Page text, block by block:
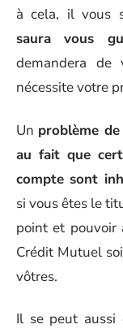
à cela, il vous
saura vous
demandera
nécessite votre
Un problème
au fait que
compte sont
si vous êtes le
point et pouvoir
Crédit Mutuel
vôtres.
Il se peut aussi